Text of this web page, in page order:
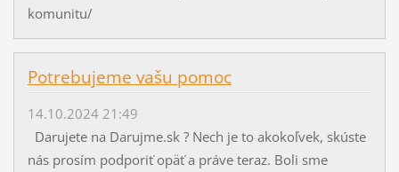
komunitu/
Potrebujeme vašu pomoc
14.10.2024 21:49
Darujete na Darujme.sk ? Nech je to akokoľvek, skúste
nás prosím podporiť opäť a práve teraz. Boli sme